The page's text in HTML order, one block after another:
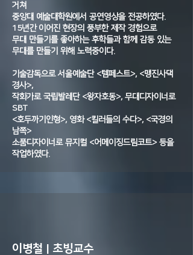
거쳐
중앙대 예술대학원에서 공연영상을 전공하였다.
15년간 이어진 현장의 풍부한 제작 경험으로
무대 만들기를 좋아하는 후학들과 함께 감동 있는
무대를 만들기 위해 노력중이다.
기술감독으로 서울예술단 <템페스트>, <맹진사댁
경사>,
작화가로 국립발레단 <왕자호동>, 무대디자이너로
SBT
<호두까기인형>, 영화 <킬러들의 수다>, <국경의
남쪽>
소품디자이너로 뮤지컬 <어메이징드림코트> 등을
작업하였다.
이병철 | 초빙교수